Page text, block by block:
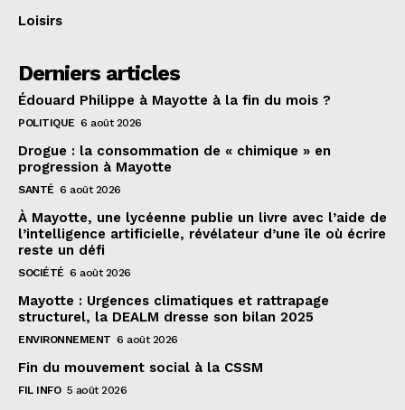
Loisirs
Derniers articles
Édouard Philippe à Mayotte à la fin du mois ?
POLITIQUE 6 août 2026
Drogue : la consommation de « chimique » en
progression à Mayotte
SANTÉ 6 août 2026
À Mayotte, une lycéenne publie un livre avec l’aide de
l’intelligence artificielle, révélateur d’une île où écrire
reste un défi
SOCIÉTÉ 6 août 2026
Mayotte : Urgences climatiques et rattrapage
structurel, la DEALM dresse son bilan 2025
ENVIRONNEMENT 6 août 2026
Fin du mouvement social à la CSSM
FIL INFO 5 août 2026